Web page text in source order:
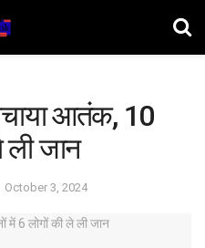
आतंक, 10
ली जान
October 3, 2024